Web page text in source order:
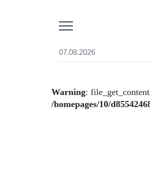
07.08.2026
Wer wir sind
Aktuelle Ausgabe
Warning:
/homepages/10/